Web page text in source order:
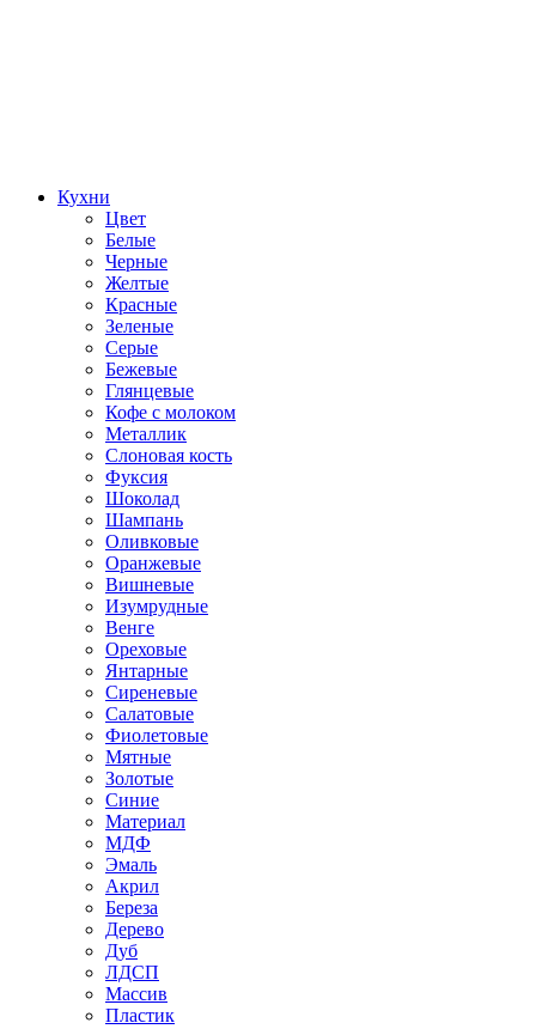
Кухни
Цвет
Белые
Черные
Желтые
Красные
Зеленые
Серые
Бежевые
Глянцевые
Кофе с молоком
Металлик
Слоновая кость
Фуксия
Шоколад
Шампань
Оливковые
Оранжевые
Вишневые
Изумрудные
Венге
Ореховые
Янтарные
Сиреневые
Салатовые
Фиолетовые
Мятные
Золотые
Синие
Материал
МДФ
Эмаль
Акрил
Береза
Дерево
Дуб
ЛДСП
Массив
Пластик